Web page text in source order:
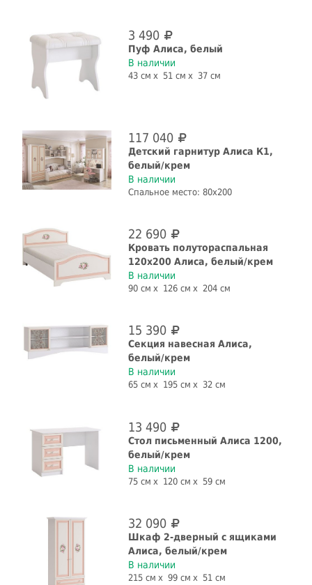
3 490
Пуф Алиса, белый
В наличии
43 см 51 см 37 см
117 040
Детский гарнитур Алиса К1,
белый/крем
В наличии
Спальное место: 80x200
22 690
Кровать полутораспальная
120x200 Алиса, белый/крем
В наличии
90 см 126 см 204 см
15 390
Секция навесная Алиса,
белый/крем
В наличии
65 см 195 см 32 см
13 490
Стол письменный Алиса 1200,
белый/крем
В наличии
75 см 120 см 59 см
32 090
Шкаф 2-дверный с ящиками
Алиса, белый/крем
В наличии
215 см 99 см 51 см